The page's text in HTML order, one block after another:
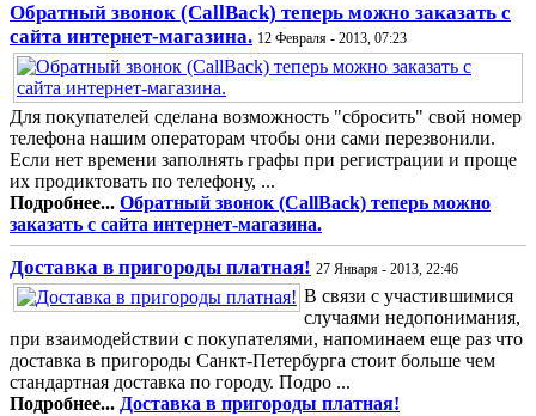
Обратный звонок (CallBack) теперь можно заказать с
сайта интернет-магазина. 12 Февраля - 2013, 07:23
Для покупателей сделана возможность "сбросить" свой номер
телефона нашим операторам чтобы они сами перезвонили.
Если нет времени заполнять графы при регистрации и проще
их продиктовать по телефону, ...
Подробнее... Обратный звонок (CallBack) теперь можно
заказать с сайта интернет-магазина.
Доставка в пригороды платная! 27 Января - 2013, 22:46
В связи с участившимися
случаями недопонимания,
при взаимодействии с покупателями, напоминаем еще раз что
доставка в пригороды Санкт-Петербурга стоит больше чем
стандартная доставка по городу. Подро ...
Подробнее... Доставка в пригороды платная!